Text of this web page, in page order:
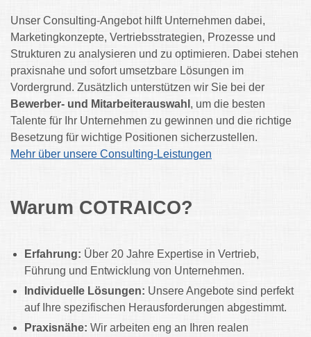
Unser Consulting-Angebot hilft Unternehmen dabei,
Marketingkonzepte, Vertriebsstrategien, Prozesse und
Strukturen zu analysieren und zu optimieren. Dabei stehen
praxisnahe und sofort umsetzbare Lösungen im
Vordergrund. Zusätzlich unterstützen wir Sie bei der
Bewerber- und Mitarbeiterauswahl , um die besten
Talente für Ihr Unternehmen zu gewinnen und die richtige
Besetzung für wichtige Positionen sicherzustellen.
Mehr über unsere Consulting-Leistungen
Warum COTRAICO?
Erfahrung: Über 20 Jahre Expertise in Vertrieb,
Führung und Entwicklung von Unternehmen.
Individuelle Lösungen: Unsere Angebote sind perfekt
auf Ihre spezifischen Herausforderungen abgestimmt.
Praxisnähe: Wir arbeiten eng an Ihren realen